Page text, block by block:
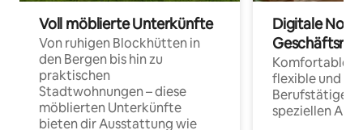
Voll möblierte Unterkünfte
Von ruhigen Blockhütten in
den Bergen bis hin zu
praktischen
Stadtwohnungen – diese
möblierten Unterkünfte
bieten dir Ausstattung wie
Digitale
Komfortable
flexible und
Berufstätige
speziellen